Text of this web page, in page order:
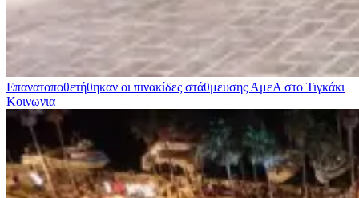
Επανατοποθετήθηκαν οι πινακίδες στάθμευσης ΑμεΑ στο Τιγκάκι
Κοινωνια